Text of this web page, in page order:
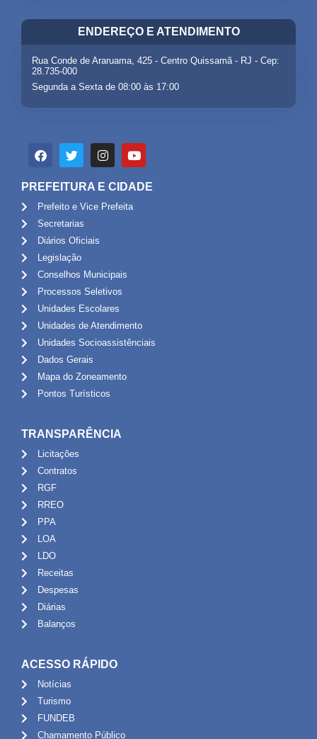
ENDEREÇO E ATENDIMENTO
Rua Conde de Araruama, 425 - Centro Quissamã - RJ - Cep:
28.735-000
Segunda a Sexta de 08:00 às 17:00
PREFEITURA E CIDADE
Prefeito e Vice Prefeita
Secretarias
Diários Oficiais
Legislação
Conselhos Municipais
Processos Seletivos
Unidades Escolares
Unidades de Atendimento
Unidades Socioassistênciais
Dados Gerais
Mapa do Zoneamento
Pontos Turísticos
TRANSPARÊNCIA
Licitações
Contratos
RGF
RREO
PPA
LOA
LDO
Receitas
Despesas
Diárias
Balanços
ACESSO RÁPIDO
Notícias
Turismo
FUNDEB
Chamamento Público